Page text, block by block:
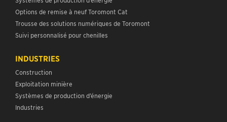
Options de remise à neuf Toromont Cat
Trousse des solutions numériques de Toromont
Suivi personnalisé pour chenilles
INDUSTRIES
Construction
Exploitation minière
Systèmes de production d’énergie
Industries